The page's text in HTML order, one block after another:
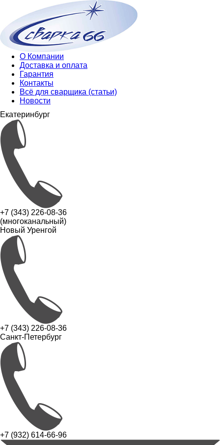
О Компании
Доставка и оплата
Гарантия
Контакты
Всё для сварщика (статьи)
Новости
Екатеринбург
+7 (343) 226-08-36
(многоканальный)
Новый Уренгой
+7 (343) 226-08-36
Санкт-Петербург
+7 (932) 614-66-96